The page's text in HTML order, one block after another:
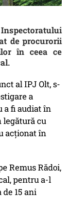
de procurorii
în ceea ce
al IPJ Olt, s-
a
fi audiat în
legătură cu
acţionat în
Remus Rădoi,
pentru a-l
de 15 ani